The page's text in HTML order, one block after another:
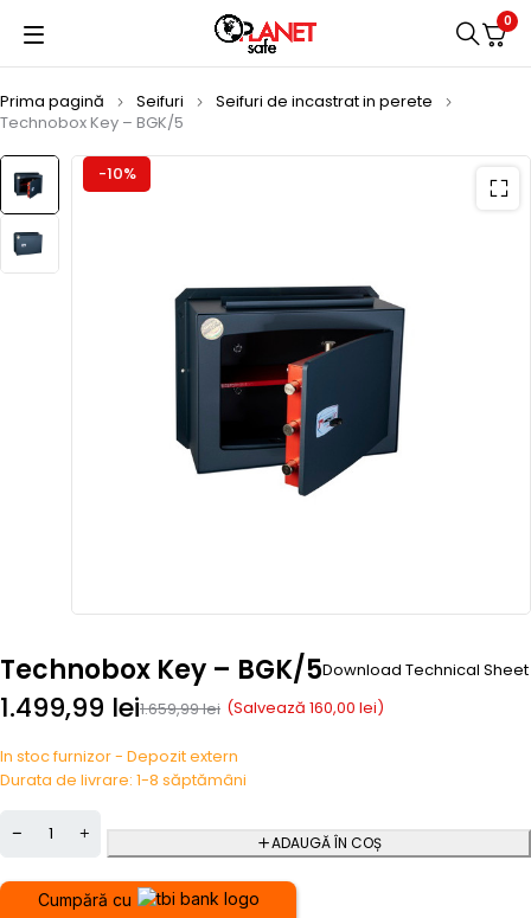
0
Prima pagină Seifuri
Seifuri de incastrat in perete
Technobox Key – BGK/5
-10%
Technobox Key – BGK/5Download Technical Sheet
1.659,99lei
1.499,99 lei (Salvează 160,00 lei)
In stoc furnizor - Depozit extern
Durata de livrare: 1-8 săptămâni
ADAUGĂ ÎN COȘ
Cumpără cu